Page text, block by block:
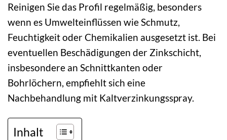
Reinigen Sie das Profil regelmäßig, besonders
wenn es Umwelteinflüssen wie Schmutz,
Feuchtigkeit oder Chemikalien ausgesetzt ist. Bei
eventuellen Beschädigungen der Zinkschicht,
insbesondere an Schnittkanten oder
Bohrlöchern, empfiehlt sich eine
Nachbehandlung mit Kaltverzinkungsspray.
Inhalt